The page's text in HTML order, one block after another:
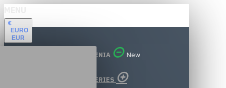
€
EURO
EUR
VŠETKY ODDELENIA New
XBOX SERIES